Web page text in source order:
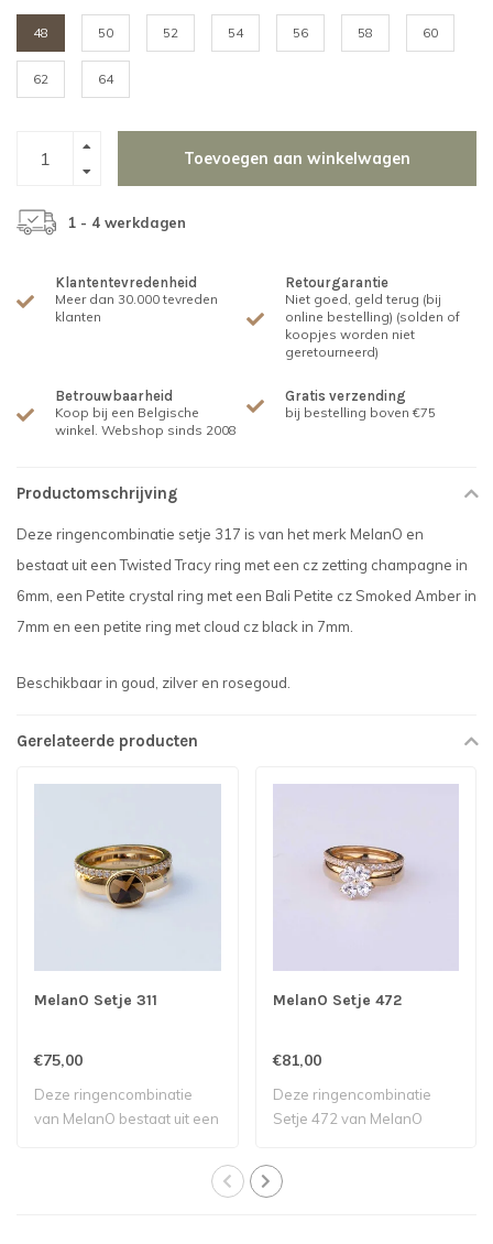
48 50 52 54 56 58 60
62 64
Toevoegen aan winkelwagen
1 - 4 werkdagen
Klantentevredenheid
Meer dan 30.000 tevreden
klanten
Retourgarantie
Niet goed, geld terug (bij
online bestelling) (solden of
koopjes worden niet
geretourneerd)
Betrouwbaarheid
Koop bij een Belgische
winkel. Webshop sinds 2008
Gratis verzending
bij bestelling boven €75
Productomschrijving
Deze ringencombinatie setje 317 is van het merk MelanO en
bestaat uit een Twisted Tracy ring met een cz zetting champagne in
6mm, een Petite crystal ring met een Bali Petite cz Smoked Amber in
7mm en een petite ring met cloud cz black in 7mm.
Beschikbaar in goud, zilver en rosegoud.
Gerelateerde producten
MelanO Setje 311
€75,00
Deze ringencombinatie
van MelanO bestaat uit een
MelanO Setje 472
€81,00
Deze ringencombinatie
Setje 472 van MelanO